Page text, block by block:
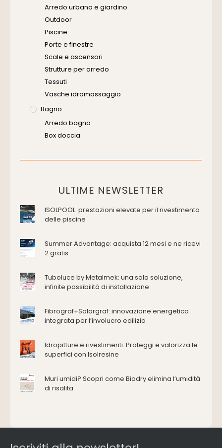
Arredo urbano e giardino
Outdoor
Piscine
Porte e finestre
Scale e ascensori
Strutture per arredo
Tessuti
Vasche idromassaggio
Bagno
Arredo bagno
Box doccia
Placche di comando per wc
Domotica Ed Impianti Elettrici
Edilizia
Antincendio e sicurezza
Attrezzature manuali
Cappe d'aspirazione
Consolidamento
Deumidificazione
Energie rinnovabili
Ferramenta e fissaggi
Impianti idrici e depurazione
Impianti termici e climatizzazione
Materiali da costruzione
Pannelli
ULTIME NEWSLETTER
ISOLPOOL: prestazioni elevate per il rivestimento
delle piscine
Summer Advantage: acquista 12 mesi e ne ricevi
2 gratis
Tuboluce by Metalmek: una sola soluzione,
infinite possibilità di installazione
Fibrograf+Solargraf: innovazione energetica
integrata per l’involucro edilizio
Idropitture e rivestimenti: Proteggi e valorizza le
superfici con Isolresine
Muri umidi? Scopri come Biodry elimina l’umidità
di risalita